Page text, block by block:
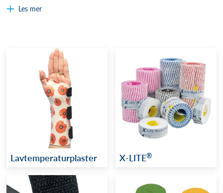
Les mer
Lavtemperaturplaster X-LITE®